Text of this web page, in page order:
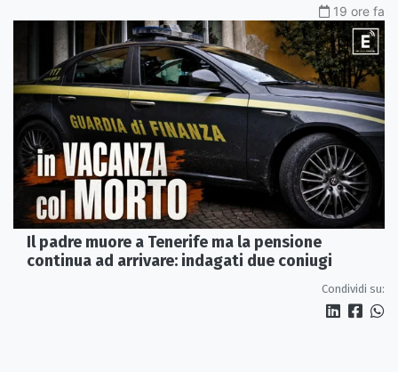
19 ore fa
Il padre muore a Tenerife ma la pensione
continua ad arrivare: indagati due coniugi
Condividi su: